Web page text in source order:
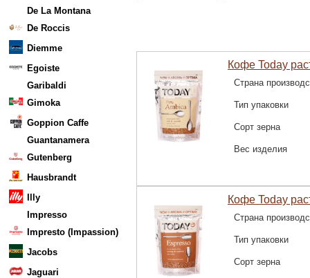
De La Montana
De Roccis
Diemme
Egoiste
Garibaldi
Gimoka
Goppion Caffe
Guantanamera
Gutenberg
Hausbrandt
Illy
Impresso
Impresto (Impassion)
Jacobs
Jaguari
Кофе Today
Страна
Тип упаковки
Сорт зерна
Вес изделия
Кофе Today
Страна
Тип упаковки
Сорт зерна